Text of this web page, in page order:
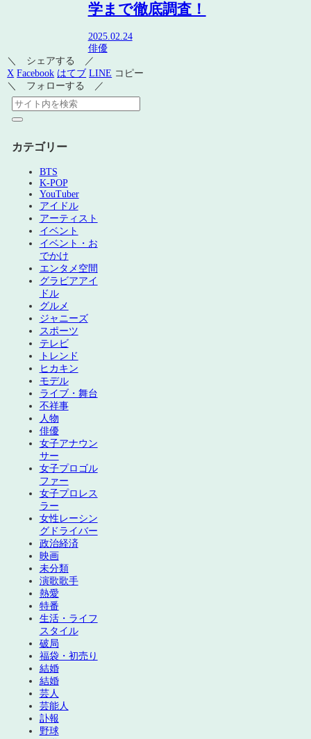
学まで徹底調査！
2025.02.24
俳優
＼ シェアする ／
X Facebook はてブ LINE コピー
＼ フォローする ／
カテゴリー
BTS
K-POP
YouTuber
アイドル
アーティスト
イベント
イベント・お
でかけ
エンタメ空間
グラビアアイ
ドル
グルメ
ジャニーズ
スポーツ
テレビ
トレンド
ヒカキン
モデル
ライブ・舞台
不祥事
人物
俳優
女子アナウン
サー
女子プロゴル
ファー
女子プロレス
ラー
女性レーシン
グドライバー
政治経済
映画
未分類
演歌歌手
熱愛
特番
生活・ライフ
スタイル
破局
福袋・初売り
結婚
結婚
芸人
芸能人
訃報
野球